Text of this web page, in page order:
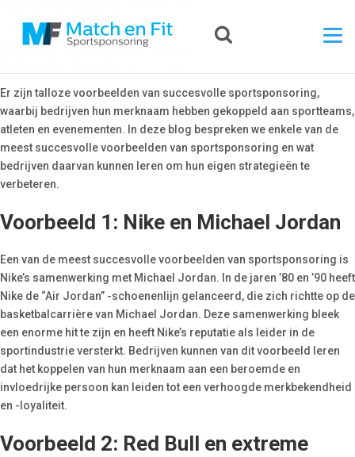
Er zijn talloze voorbeelden van succesvolle sportsponsoring,
waarbij bedrijven hun merknaam hebben gekoppeld aan sportteams,
atleten en evenementen. In deze blog bespreken we enkele van de
meest succesvolle voorbeelden van sportsponsoring en wat
bedrijven daarvan kunnen leren om hun eigen strategieën te
verbeteren.
Voorbeeld 1: Nike en Michael Jordan
Een van de meest succesvolle voorbeelden van sportsponsoring is
Nike’s samenwerking met Michael Jordan. In de jaren ’80 en ’90 heeft
Nike de “Air Jordan” -schoenenlijn gelanceerd, die zich richtte op de
basketbalcarrière van Michael Jordan. Deze samenwerking bleek
een enorme hit te zijn en heeft Nike’s reputatie als leider in de
sportindustrie versterkt. Bedrijven kunnen van dit voorbeeld leren
dat het koppelen van hun merknaam aan een beroemde en
invloedrijke persoon kan leiden tot een verhoogde merkbekendheid
en -loyaliteit.
Voorbeeld 2: Red Bull en extreme